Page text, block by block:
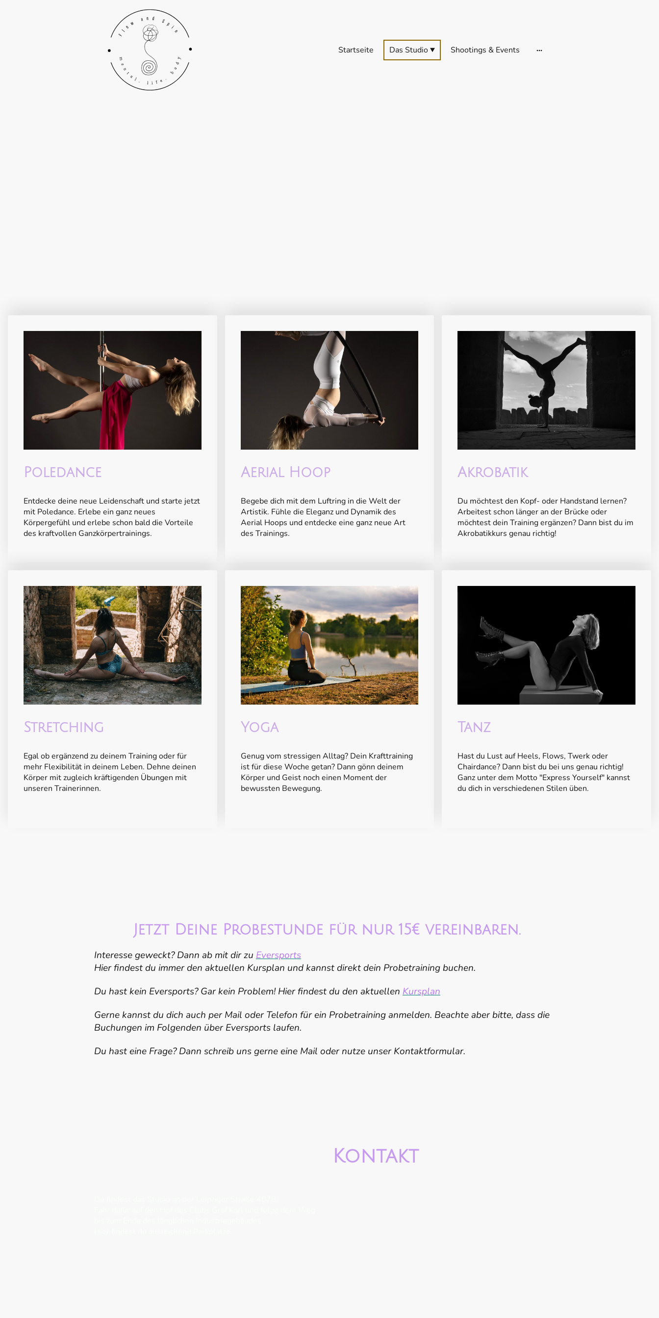
Startseite Das Studio Shootings & Events
Poledance
Entdecke deine neue Leidenschaft und starte jetzt
mit Poledance. Erlebe ein ganz neues
Körpergefühl und erlebe schon bald die Vorteile
des kraftvollen Ganzkörpertrainings.
Aerial Hoop
Begebe dich mit dem Luftring in die Welt der
Artistik. Fühle die Eleganz und Dynamik des
Aerial Hoops und entdecke eine ganz neue Art
des Trainings.
Akrobatik
Du möchtest den Kopf- oder Handstand lernen?
Arbeitest schon länger an der Brücke oder
möchtest dein Training ergänzen? Dann bist du im
Akrobatikkurs genau richtig!
Stretching
Egal ob ergänzend zu deinem Training oder für
mehr Flexibilität in deinem Leben. Dehne deinen
Körper mit zugleich kräftigenden Übungen mit
unseren Trainerinnen.
Yoga
Genug vom stressigen Alltag? Dein Krafttraining
ist für diese Woche getan? Dann gönn deinem
Körper und Geist noch einen Moment der
bewussten Bewegung.
Tanz
Hast du Lust auf Heels, Flows, Twerk oder
Chairdance? Dann bist du bei uns genau richtig!
Ganz unter dem Motto "Express Yourself" kannst
du dich in verschiedenen Stilen üben.
Jetzt Deine Probestunde für nur 15€ vereinbaren.
Interesse geweckt? Dann ab mit dir zu Eversports
Hier findest du immer den aktuellen Kursplan und kannst direkt dein Probetraining buchen.
Du hast kein Eversports? Gar kein Problem! Hier findest du den aktuellen Kursplan
Gerne kannst du dich auch per Mail oder Telefon für ein Probetraining anmelden. Beachte aber bitte, dass die
Buchungen im Folgenden über Eversports laufen.
Du hast eine Frage? Dann schreib uns gerne eine Mail oder nutze unser Kontaktformular.
Kontakt